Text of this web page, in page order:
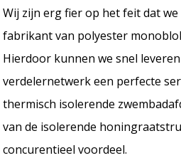
Wij zijn erg fier op het feit dat we
fabrikant van polyester
Hierdoor kunnen we snel
verdelernetwerk een perfecte
thermisch isolerende
van de isolerende
concurentieel voordeel.